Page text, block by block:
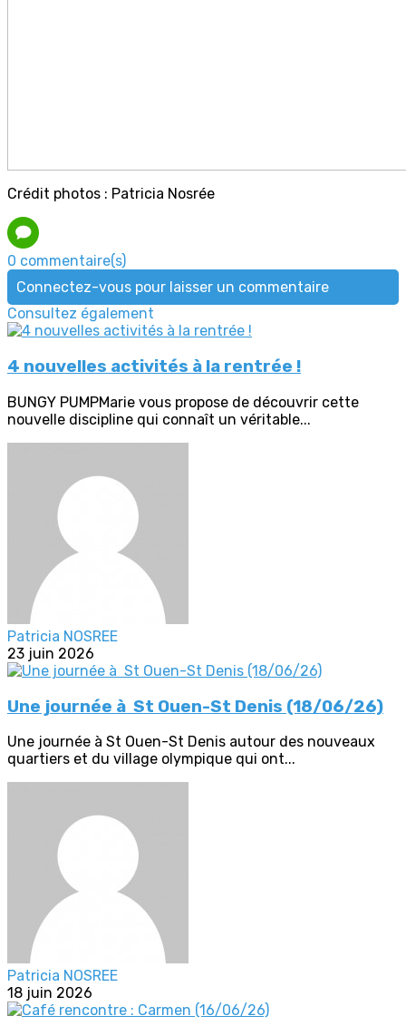
Crédit photos : Patricia Nosrée
0 commentaire(s)
Connectez-vous pour laisser un commentaire
Consultez également
4 nouvelles activités à la rentrée !
BUNGY PUMPMarie vous propose de découvrir cette
nouvelle discipline qui connaît un véritable...
Patricia NOSREE
23 juin 2026
Une journée à St Ouen-St Denis (18/06/26)
Une journée à St Ouen-St Denis autour des nouveaux
quartiers et du village olympique qui ont...
Patricia NOSREE
18 juin 2026